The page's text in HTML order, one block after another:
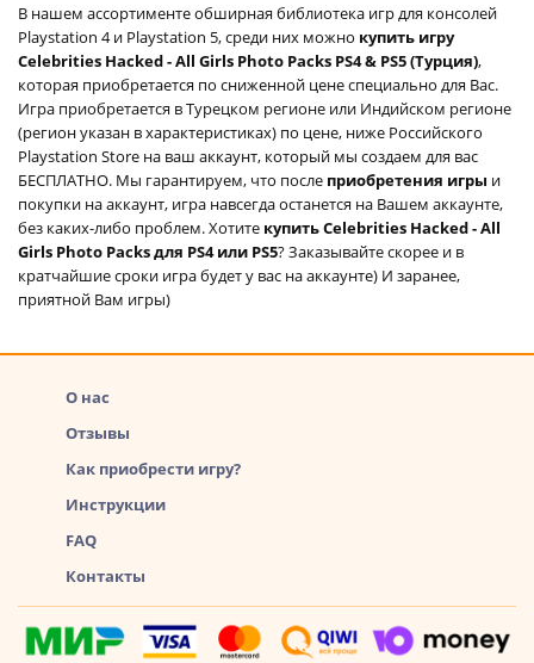
В нашем ассортименте обширная библиотека игр для консолей
Playstation 4 и Playstation 5, среди них можно купить игру
Celebrities Hacked - All Girls Photo Packs PS4 & PS5 (Турция),
которая приобретается по сниженной цене специально для Вас.
Игра приобретается в Турецком регионе или Индийском регионе
(регион указан в характеристиках) по цене, ниже Российского
Playstation Store на ваш аккаунт, который мы создаем для вас
БЕСПЛАТНО. Мы гарантируем, что после приобретения игры и
покупки на аккаунт, игра навсегда останется на Вашем аккаунте,
без каких-либо проблем. Хотите купить Celebrities Hacked - All
Girls Photo Packs для PS4 или PS5? Заказывайте скорее и в
кратчайшие сроки игра будет у вас на аккаунте) И заранее,
приятной Вам игры)
О нас
Отзывы
Как приобрести игру?
Инструкции
FAQ
Контакты